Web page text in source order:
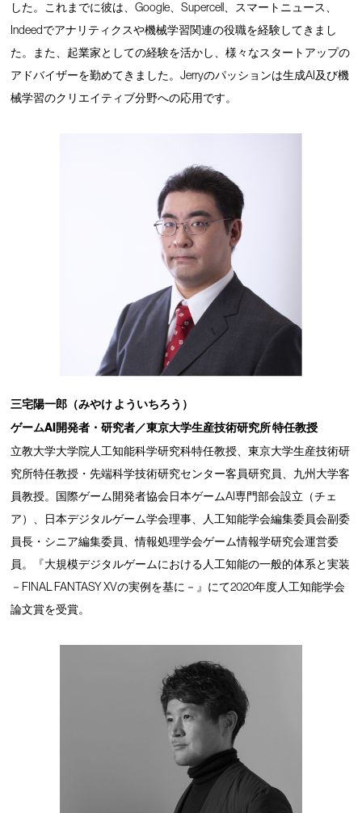
した。これまでに彼は、Google、Supercell、スマートニュース、
Indeedでアナリティクスや機械学習関連の役職を経験してきまし
た。また、起業家としての経験を活かし、様々なスタートアップの
アドバイザーを勤めてきました。Jerryのパッションは生成AI及び機
械学習のクリエイティブ分野への応用です。
三宅陽一郎（みやけ よういちろう）
ゲームAI開発者・研究者／東京大学生産技術研究所 特任教授
立教大学大学院人工知能科学研究科特任教授、東京大学生産技術研
究所特任教授・先端科学技術研究センター客員研究員、九州大学客
員教授。国際ゲーム開発者協会日本ゲームAI専門部会設立（チェ
ア）、日本デジタルゲーム学会理事、人工知能学会編集委員会副委
員長・シニア編集委員、情報処理学会ゲーム情報学研究会運営委
員。『大規模デジタルゲームにおける人工知能の一般的体系と実装
－FINAL FANTASY XVの実例を基に－』にて2020年度人工知能学会
論文賞を受賞。